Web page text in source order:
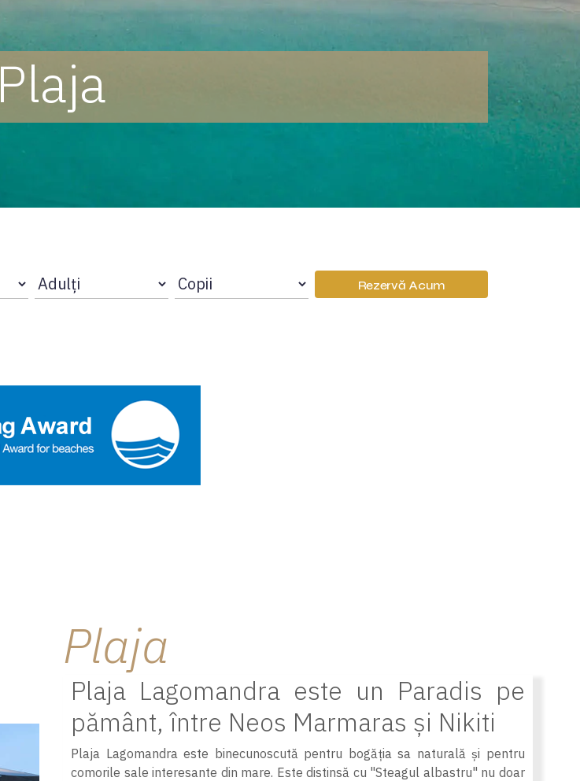
Plaja
Rezervă Acum
Plaja
Plaja Lagomandra este un Paradis pe
pământ, între Neos Marmaras și Nikiti
Plaja Lagomandra este binecunoscută pentru bogăția sa naturală și pentru
comorile sale interesante din mare. Este distinsă cu "Steagul albastru" nu doar